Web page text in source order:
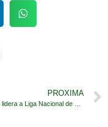
PROXIMA